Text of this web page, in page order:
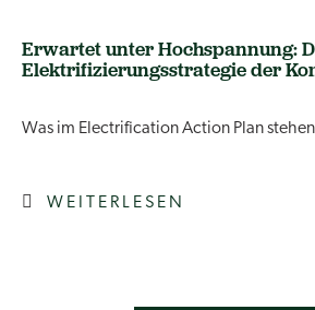
Erwartet unter Hochspannung:
Elektrifizierungsstrategie der
Was im Electrification Action Plan
WEITERLESEN